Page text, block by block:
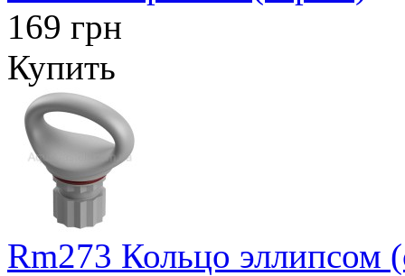
169 грн
Купить
Rm273 Кольцо эллипсом